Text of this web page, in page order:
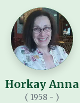
Horkay Anna
( 1958 - )